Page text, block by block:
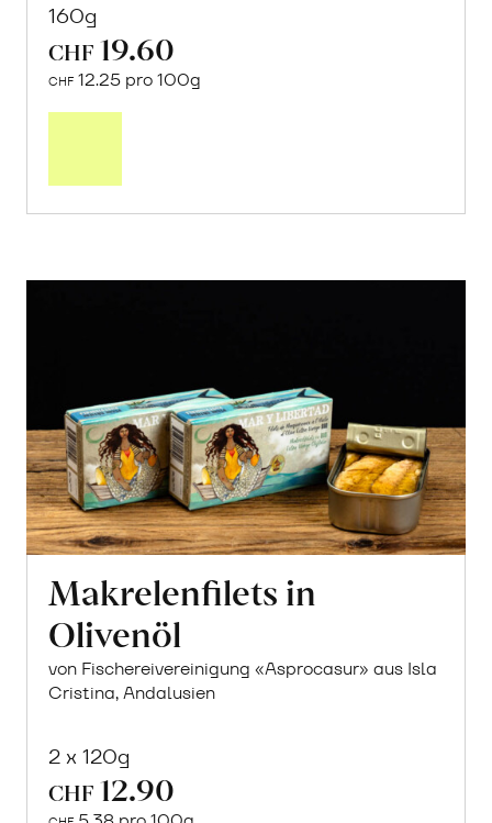
160g
CHF 19.60
CHF 12.25 pro 100g
Makrelenfilets in
Olivenöl
von Fischereivereinigung «Asprocasur» aus Isla
Cristina, Andalusien
2 x 120g
CHF 12.90